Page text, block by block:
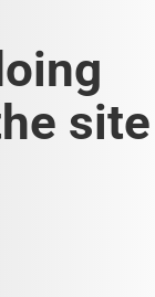
site